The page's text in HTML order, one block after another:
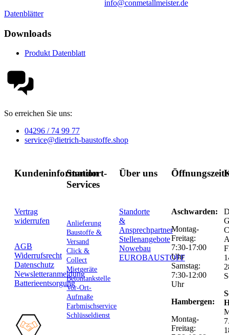
info@conmetallmeister.de
Datenblätter
Downloads
Produkt Datenblatt
So erreichen Sie uns:
04296 / 74 99 77
service@dietrich-baustoffe.shop
Kundeninformation
Vertrag
widerrufen
AGB
Widerrufsrecht
Datenschutz
Newsletteranmeldung
Batterieentsorgung
Standort-
Services
Anlieferung
Baustoffe &
Versand
Click &
Collect
Mietgeräte
Betontankstelle
Vor-Ort-
Aufmaße
Farbmischservice
Schlüsseldienst
Über uns
Standorte
&
Ansprechpartner
Stellenangebote
Nowebau
EUROBAUSTOFF
Aschwarden:
Montag-
Freitag:
7:30-17:00
Uhr
Samstag:
7:30-12:00
Uhr
Hambergen:
Montag-
Freitag: